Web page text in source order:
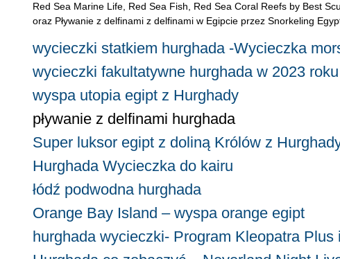
Red Sea Marine Life, Red Sea Fish, Red Sea Coral Reefs by Best
oraz Pływanie z delfinami z delfinami w Egipcie przez Snorkeling
wycieczki statkiem hurghada -Wycieczka
wycieczki fakultatywne hurghada w 2023 roku
wyspa utopia egipt z Hurghady
pływanie z delfinami hurghada
Super luksor egipt z doliną Królów z
Hurghada Wycieczka do kairu
łódź podwodna hurghada
Orange Bay Island – wyspa orange egipt
hurghada wycieczki- Program Kleopatra Plus